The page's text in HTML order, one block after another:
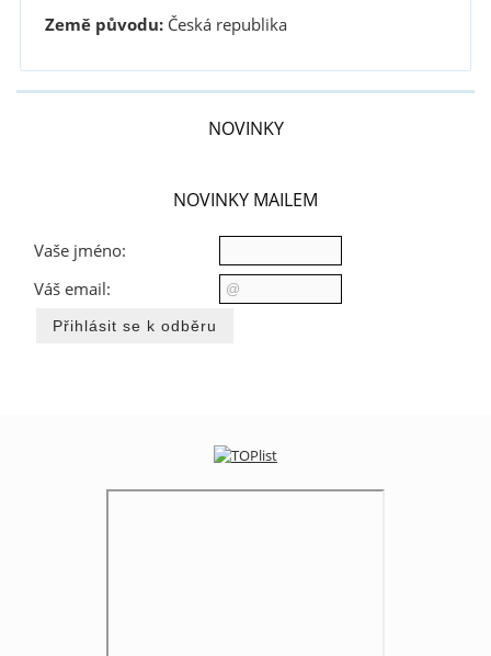
Země původu: Česká republika
NOVINKY
NOVINKY MAILEM
Vaše jméno:
Váš email: